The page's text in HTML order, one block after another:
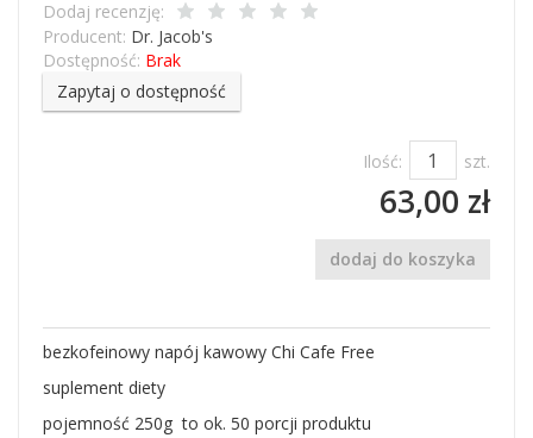
Dodaj recenzję:
Producent: Dr. Jacob's
Dostępność: Brak
Zapytaj o dostępność
Ilość: szt.
63,00 zł
dodaj do koszyka
bezkofeinowy napój kawowy Chi Cafe Free
suplement diety
pojemność 250g to ok. 50 porcji produktu